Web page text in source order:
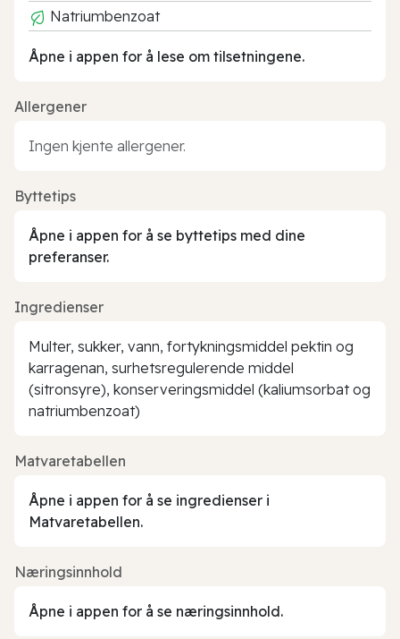
Natriumbenzoat
Åpne i appen for å lese om tilsetningene.
Allergener
Ingen kjente allergener.
Byttetips
Åpne i appen for å se byttetips med dine
preferanser.
Ingredienser
Multer, sukker, vann, fortykningsmiddel pektin og
karragenan, surhetsregulerende middel
(sitronsyre), konserveringsmiddel (kaliumsorbat og
natriumbenzoat)
Matvaretabellen
Åpne i appen for å se ingredienser i
Matvaretabellen.
Næringsinnhold
Åpne i appen for å se næringsinnhold.